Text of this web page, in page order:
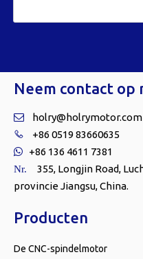
Neem contact op
 holry@holrymotor.com
 +86 0519 83660635
 +86 136 4611 7381
Nr.
355, Longjin Road,
provincie Jiangsu, China.
Producten
De CNC-spindelmotor